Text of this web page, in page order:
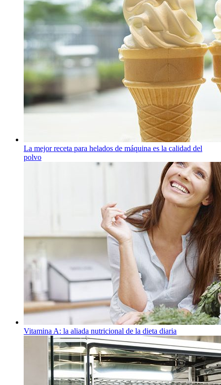
La mejor receta para helados de máquina es la calidad del
polvo
Vitamina A: la aliada nutricional de la dieta diaria